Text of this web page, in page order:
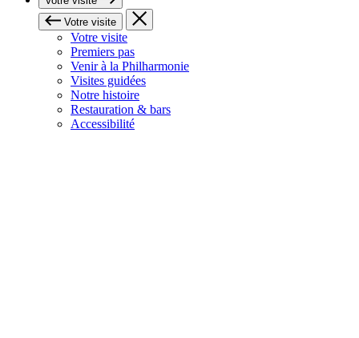
Votre visite
Votre visite
Premiers pas
Venir à la Philharmonie
Visites guidées
Notre histoire
Restauration & bars
Accessibilité